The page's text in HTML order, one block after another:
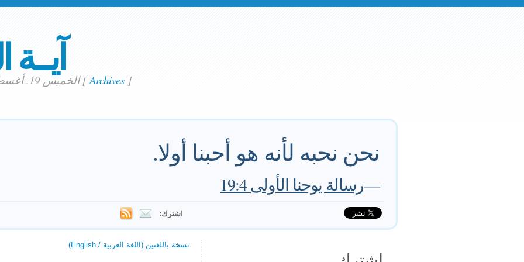
الخميس 19. أغسطس 2021[Archives]
نحن نحبه لأنه هو أحبنا أولا.
—رسالة يوحنا الأولى 19:4
اشترك:
نسخة باللغتين (اللغة العربية / English)